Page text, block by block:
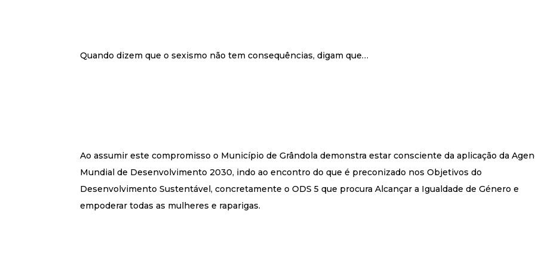
Quando dizem que o sexismo não tem consequências, digam que…
Ao assumir este compromisso o Município de Grândola demonstra estar consciente da aplicação da
Mundial de Desenvolvimento 2030, indo ao encontro do que é preconizado nos Objetivos do
Desenvolvimento Sustentável, concretamente o ODS 5 que procura Alcançar a Igualdade de Género e
empoderar todas as mulheres e raparigas.